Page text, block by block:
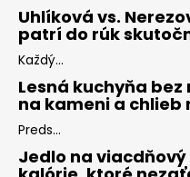
Uhlíková vs.
patrí do rúk
Každý...
Lesná kuchyňa
na kameni a chlieb
Preds...
Jedlo na